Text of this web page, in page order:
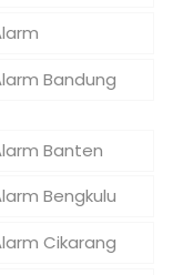
Bandung
Banten
Bengkulu
Cikarang